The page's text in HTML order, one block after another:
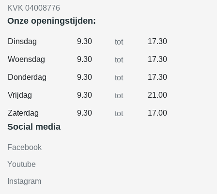
KVK 04008776
Onze openingstijden:
Dinsdag 9.30 tot 17.30
Woensdag 9.30 tot 17.30
Donderdag 9.30 tot 17.30
Vrijdag 9.30 tot 21.00
Zaterdag 9.30 tot 17.00
Social media
Facebook
Youtube
Instagram